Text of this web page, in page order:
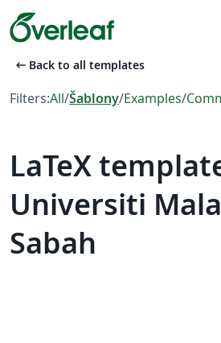
arrow_left_alt Back to all templates
Filters:All/Šablony/Examples/
LaTeX
Universiti
Sabah